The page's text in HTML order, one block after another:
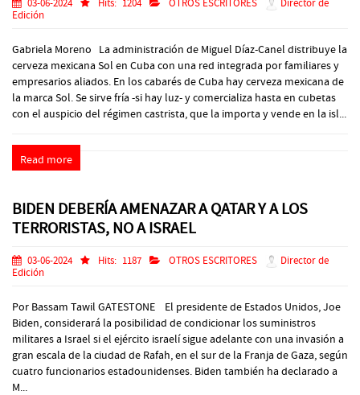
03-06-2024 Hits: 1204 OTROS ESCRITORES
Director de
Edición
Gabriela Moreno La administración de Miguel Díaz-Canel distribuye la
cerveza mexicana Sol en Cuba con una red integrada por familiares y
empresarios aliados. En los cabarés de Cuba hay cerveza mexicana de
la marca Sol. Se sirve fría -si hay luz- y comercializa hasta en cubetas
con el auspicio del régimen castrista, que la importa y vende en la isl...
Read more
BIDEN DEBERÍA AMENAZAR A QATAR Y A LOS
TERRORISTAS, NO A ISRAEL
03-06-2024 Hits: 1187 OTROS ESCRITORES
Director de
Edición
Por Bassam Tawil GATESTONE El presidente de Estados Unidos, Joe
Biden, considerará la posibilidad de condicionar los suministros
militares a Israel si el ejército israelí sigue adelante con una invasión a
gran escala de la ciudad de Rafah, en el sur de la Franja de Gaza, según
cuatro funcionarios estadounidenses. Biden también ha declarado a
M...